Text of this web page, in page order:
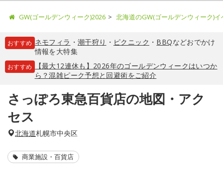
GW(ゴールデンウィーク)2026 北海道のGW(ゴールデンウィーク)
おすすめ ネモフィラ ・ 潮干狩り ・ ピクニック ・ BBQなどおでかけ
情報を大特集
おすすめ
【最大12連休も】2026年のゴールデンウィークはいつか
ら？混雑ピーク予想と回避術をご紹介
さっぽろ東急百貨店の地図・アク
セス
北海道札幌市中央区
商業施設・百貨店